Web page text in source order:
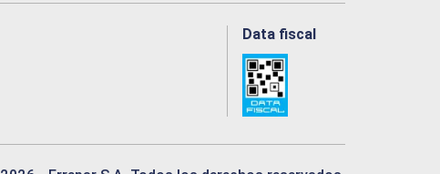
Data fiscal